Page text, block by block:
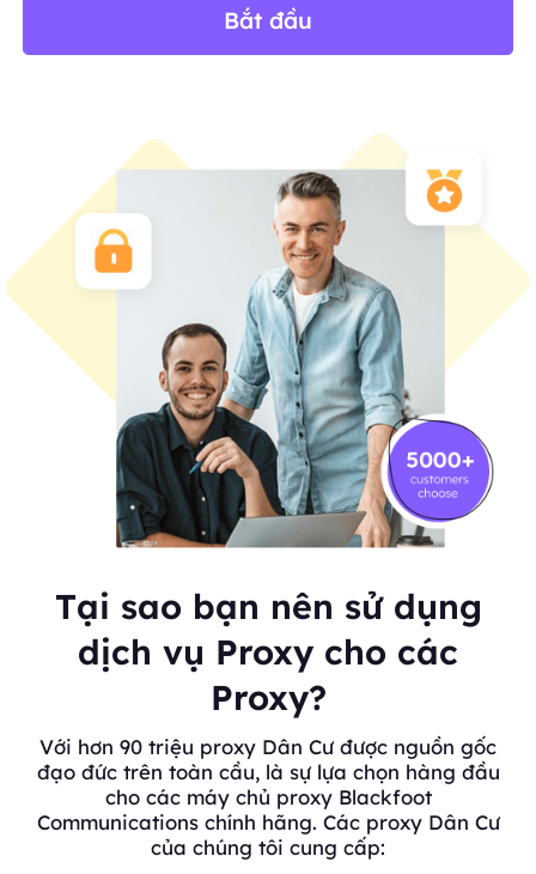
Bắt đầu
Tại sao bạn nên sử dụng
dịch vụ Proxy cho các
Proxy?
Với hơn 90 triệu proxy Dân Cư được nguồn gốc
đạo đức trên toàn cầu, là sự lựa chọn hàng đầu
cho các máy chủ proxy Blackfoot
Communications chính hãng. Các proxy Dân Cư
của chúng tôi cung cấp: